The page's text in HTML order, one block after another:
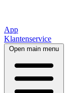
App
Klantenservice
Open main menu